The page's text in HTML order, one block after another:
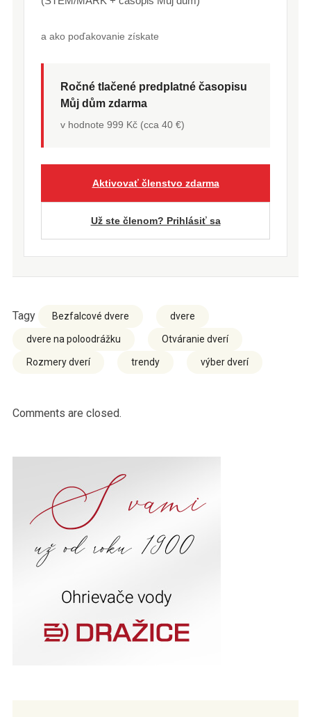
a ako poďakovanie získate
Ročné tlačené predplatné časopisu
Můj dům zdarma
v hodnote 999 Kč (cca 40 €)
Aktivovať členstvo zdarma
Už ste členom? Prihlásiť sa
Tagy Bezfalcové dvere dvere
dvere na poloodrážku Otváranie dverí
Rozmery dverí trendy výber dverí
Comments are closed.